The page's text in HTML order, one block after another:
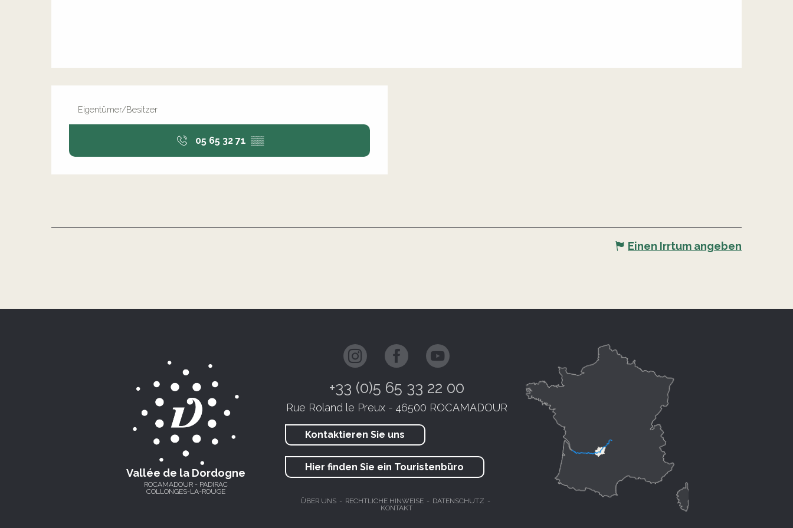
Eigentümer/Besitzer
05 65 32 71 ▒▒
Einen Irrtum angeben
Vallée de la Dordogne
ROCAMADOUR - PADIRAC
COLLONGES-LA-ROUGE
+33 (0)5 65 33 22 00
Rue Roland le Preux - 46500 ROCAMADOUR
Kontaktieren Sie uns
Hier finden Sie ein Touristenbüro
ÜBER UNS RECHTLICHE HINWEISE
DATENSCHUTZ
KONTAKT